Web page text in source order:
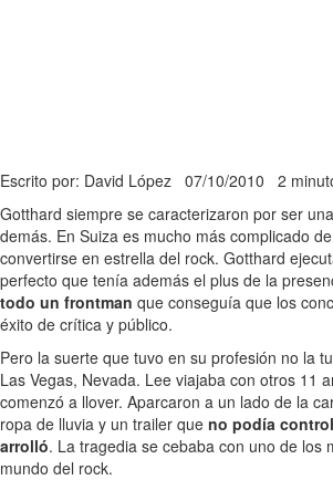
Escrito por: David López 07/10/2010 2
Gotthard siempre se caracterizaron por ser
demás. En Suiza es mucho más complicado
convertirse en estrella del rock. Gotthard
perfecto que tenía además el plus de la
todo un frontman que conseguía que los
éxito de crítica y público.
Pero la suerte que tuvo en su profesión no la
Las Vegas, Nevada. Lee viajaba con otros 11
comenzó a llover. Aparcaron a un lado de la
ropa de lluvia y un trailer que no podía
arrolló. La tragedia se cebaba con uno de los
mundo del rock.